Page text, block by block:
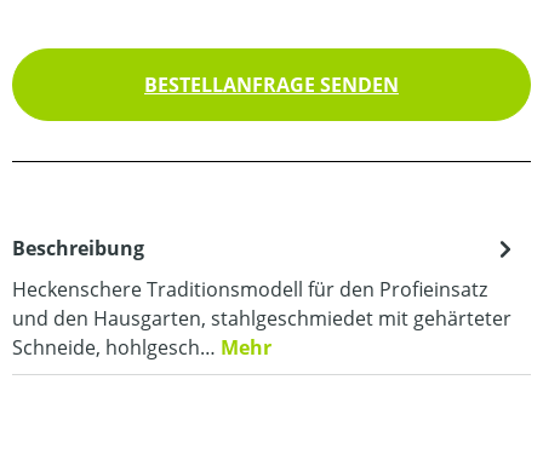
BESTELLANFRAGE SENDEN
Beschreibung
Heckenschere Traditionsmodell für den Profieinsatz
und den Hausgarten, stahlgeschmiedet mit gehärteter
Schneide, hohlgesch… Mehr